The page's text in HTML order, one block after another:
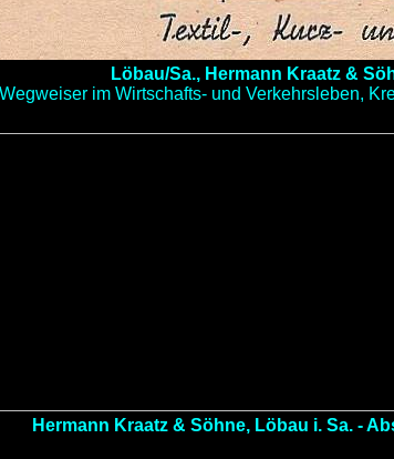
Löbau/Sa., Hermann Kraatz &
im Wirtschafts- und Verkehrsleben,
Hermann Kraatz & Söhne, Löbau i. Sa. -